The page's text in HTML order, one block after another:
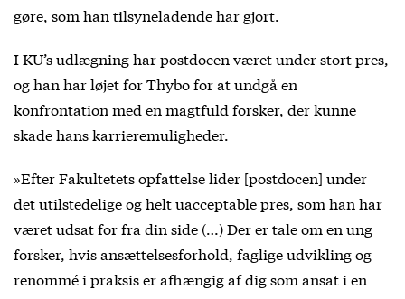
gøre, som han tilsyneladende har gjort.
I KU’s udlægning har postdocen været under stort pres,
og han har løjet for Thybo for at undgå en
konfrontation med en magtfuld forsker, der kunne
skade hans karrieremuligheder.
»Efter Fakultetets opfattelse lider [postdocen] under
det utilstedelige og helt uacceptable pres, som han har
været udsat for fra din side (…) Der er tale om en ung
forsker, hvis ansættelsesforhold, faglige udvikling og
renommé i praksis er afhængig af dig som ansat i en